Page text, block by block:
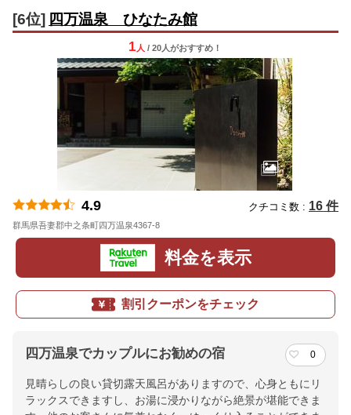
[6位] 四万温泉 ひなたみ館
1 人 / 20人がおすすめ！
4.9 クチコミ数 : 16 件
群馬県吾妻郡中之条町四万温泉4367-8
料金を表示
割引クーポンをチェック
四万温泉でカップルにお勧めの宿 0
見晴らしの良い貸切露天風呂がありますので、心身ともにリ
ラックスできますし、お湯に浸かりながら絶景が堪能できま